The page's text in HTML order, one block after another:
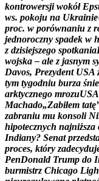
kontrowersji wokół Eps
ws. pokoju na Ukrainie
proc. w porównaniu z r
jednoroczny spadek w h
z dzisiejszego spotkania
wojska – ale z jasnym s
Davos, Prezydent USA
tym tygodniu burza śnie
arktycznego mrozuUSA
Machado„Zabiłem tatę
zabraniu mu konsoli Ni
hipotecznych najniższa
Indiany? Senat przedst
proces, który zadecyduj
PenDonald Trump do I
burmistrz Chicago Ligh